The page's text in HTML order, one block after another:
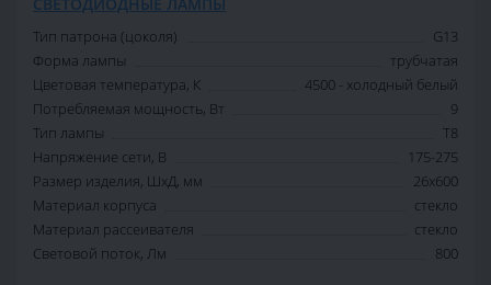
Тип патрона (цоколя)
G13
Форма лампы
трубчатая
Цветовая температура, К
4500 - холодный белый
Потребляемая мощность, Вт
9
Тип лампы
T8
Напряжение сети, В
175-275
Размер изделия, ШхД, мм
26х600
Материал корпуса
стекло
Материал рассеивателя
стекло
Световой поток, Лм
800